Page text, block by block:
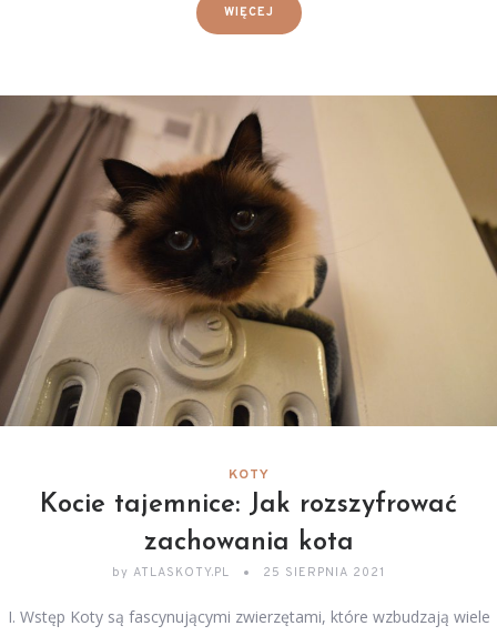
WIĘCEJ
KOTY
Kocie tajemnice: Jak rozszyfrować
zachowania kota
by ATLASKOTY.PL 25 SIERPNIA 2021
I. Wstęp Koty są fascynującymi zwierzętami, które wzbudzają wiele